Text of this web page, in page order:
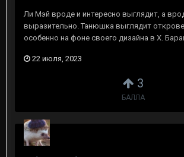
3
БАЛЛА
Ли Мэй вроде и интересно выглядит, а
выразительно. Танюшка выглядит
особенно на фоне своего дизайна в Х.
22 июля, 2023